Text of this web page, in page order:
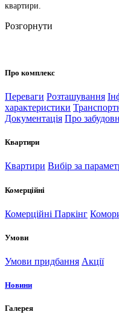
квартири.
Розгорнути
Про комплекс
Переваги Розташування
характеристики
Документація Про
Квартири
Квартири Вибір за
Комерційні
Комерційні Паркінг
Умови
Умови придбання Акції
Новини
Галерея